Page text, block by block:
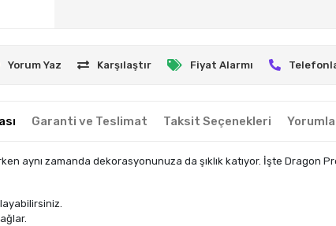
Yorum Yaz Karşılaştır Fiyat Alarmı
Garanti ve Teslimat Taksit Seçenekleri
aynı zamanda dekorasyonunuza da şıklık katıyor. İşte Dragon